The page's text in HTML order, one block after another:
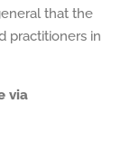
that the
practitioners in
via